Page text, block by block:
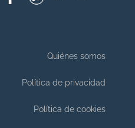
Quiénes somos
Política de privacidad
Política de cookies